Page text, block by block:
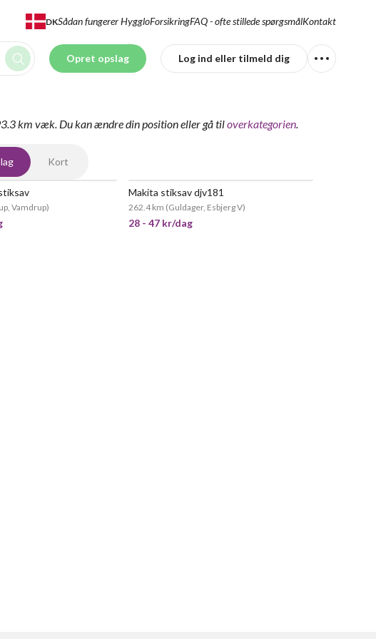
DKSådan fungerer HyggloForsikringFAQ - ofte stillede spørgsmålKontakt
Opret opslag Log ind eller tilmeld dig
km væk. Du kan ændre din positioneller gå tiloverkategorien.
Kort
Vamdrup)
Makita stiksav djv181
262.4 km (Guldager, Esbjerg V)
28 - 47 kr/dag